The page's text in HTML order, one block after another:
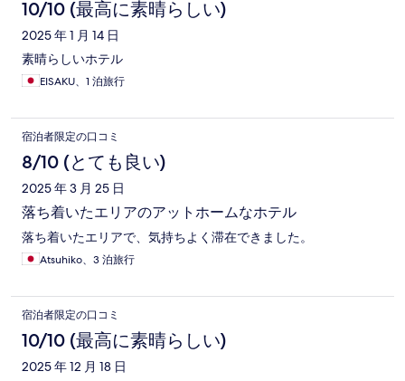
10/10 (最高に素晴らしい)
2025 年 1 月 14 日
素晴らしいホテル
EISAKU、1 泊旅行
宿泊者限定の口コミ
8/10 (とても良い)
2025 年 3 月 25 日
落ち着いたエリアのアットホームなホテル
落ち着いたエリアで、気持ちよく滞在できました。
Atsuhiko、3 泊旅行
宿泊者限定の口コミ
10/10 (最高に素晴らしい)
2025 年 12 月 18 日